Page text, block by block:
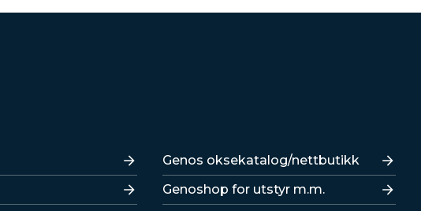
Lenker
Genos oksekatalog/nettbutikk
Genoshop for utstyr m.m.